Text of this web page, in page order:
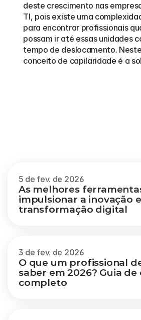
deste crescimento nas
TI, pois existe uma
para encontrar profissionais
possam ir até essas unidades
tempo de deslocamento.
conceito de capilaridade é a
5 de fev. de 2026
As melhores
impulsionar a inovação e
transformação digital
3 de fev. de 2026
O que um profissional
saber em 2026? Guia de
completo